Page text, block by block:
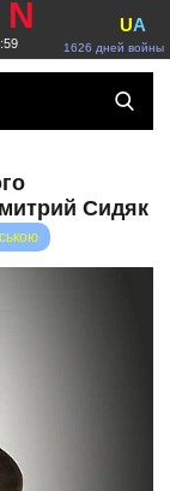
N
1626 дней войны
UA
Сидяк